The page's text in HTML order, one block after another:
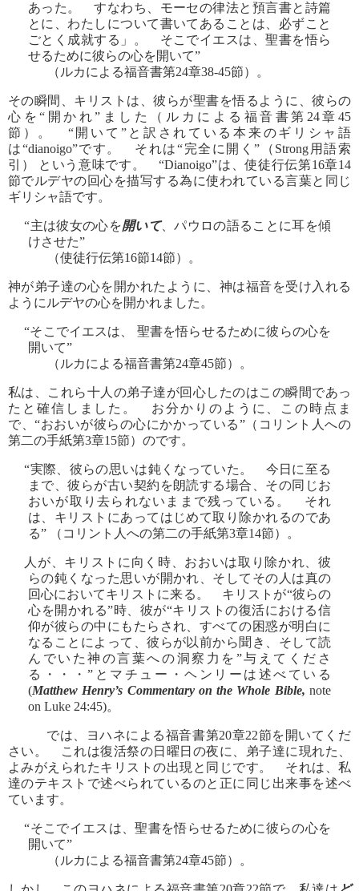
あった。 すなわち、モーセの律法と預言書と詩篇
とに、わたしについて書いてあることは、必ずこと
ごとく成就する」。 そこでイエスは、聖書を悟ら
せるために彼らの心を開いて”
（ルカによる福音書第24章38-45節）。
その瞬間、キリストは、彼らが聖書を悟るように、彼らの
心を“開かれ”ました（ルカによる福音書第24章45
節）。 “開いて”と訳されている本来のギリシャ語
は“dianoigo”です。 それは“完全に開く”（Strong用語索
引） という意味です。 “Dianoigo”は、使徒行伝第16章14
節でルデヤの回心を描写する為に使われている言葉と同じ
ギリシャ語です。
“主は彼女の心を開いて、パウロの語ることに耳を傾
けさせた”
（使徒行伝第16節14節）。
神が弟子達の心を開かれたように、神は福音を受け入れる
ようにルデヤの心を開かれました。
“そこでイエスは、 聖書を悟らせるために彼らの心を
開いて”
（ルカによる福音書第24章45節）。
私は、これら十人の弟子達が回心したのはこの瞬間であっ
たと確信しました。 お分かりのように、この時点ま
で、“おおいが彼らの心にかかっている”（コリント人への
第二の手紙第3章15節）のです。
“実際、彼らの思いは鈍くなっていた。 今日に至る
まで、彼らが古い契約を朗読する場合、その同じお
おいが取り去られないままで残っている。 それ
は、キリストにあってはじめて取り除かれるのであ
る” （コリント人への第二の手紙第3章14節）。
人が、キリストに向く時、おおいは取り除かれ、彼
らの鈍くなった思いが開かれ、そしてその人は真の
回心においてキリストに来る。 キリストが“彼らの
心を開かれる”時、彼が“キリストの復活における信
仰が彼らの中にもたらされ、すべての困惑が明白に
なることによって、彼らが以前から聞き、そして読
んでいた神の言葉への洞察力を”与えてくださ
る・・・”とマチュー・ヘンリーは述べている
(Matthew Henry’s Commentary on the Whole Bible, note
on Luke 24:45)。
では、ヨハネによる福音書第20章22節を開いてくだ
さい。 これは復活祭の日曜日の夜に、弟子達に現れた、
よみがえられたキリストの出現と同じです。 それは、私
達のテキストで述べられているのと正に同じ出来事を述べ
ています。
“そこでイエスは、聖書を悟らせるために彼らの心を
開いて”
（ルカによる福音書第24章45節）。